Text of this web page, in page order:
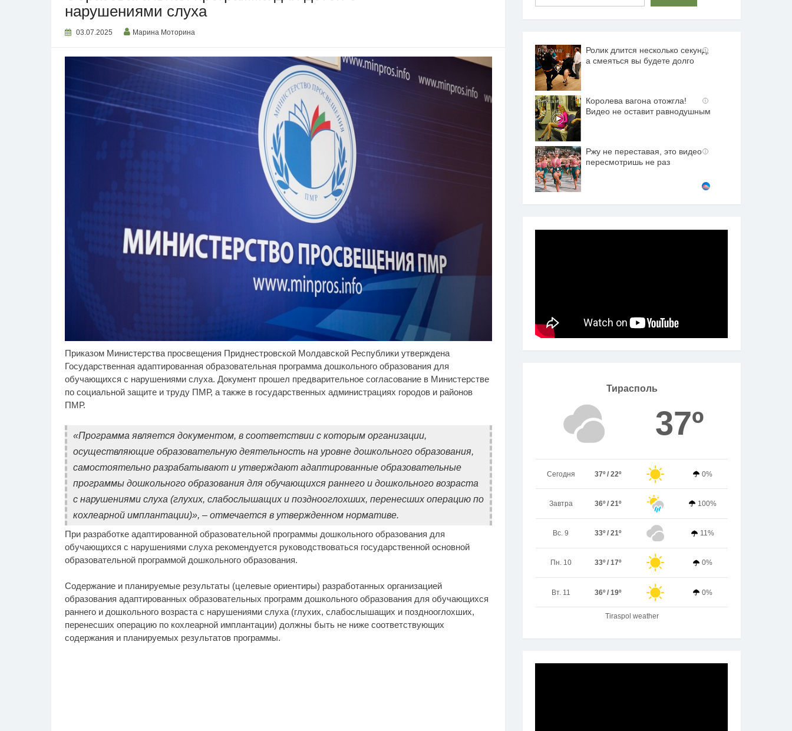
нарушениями слуха
03.07.2025 Марина Моторина
Приказом Министерства просвещения Приднестровской Молдавской Республики утверждена
Государственная адаптированная образовательная программа дошкольного образования для
обучающихся с нарушениями слуха. Документ прошел предварительное согласование в Министерстве
по социальной защите и труду ПМР, а также в государственных администрациях городов и районов
ПМР.
«Программа является документом, в соответствии с которым организации,
осуществляющие образовательную деятельность на уровне дошкольного образования,
самостоятельно разрабатывают и утверждают адаптированные образовательные
программы дошкольного образования для обучающихся раннего и дошкольного возраста
с нарушениями слуха (глухих, слабослышащих и позднооглохших, перенесших операцию по
кохлеарной имплантации)», – отмечается в утвержденном нормативе.
При разработке адаптированной образовательной программы дошкольного образования для
обучающихся с нарушениями слуха рекомендуется руководствоваться государственной основной
образовательной программой дошкольного образования.
Содержание и планируемые результаты (целевые ориентиры) разработанных организацией
образования адаптированных образовательных программ дошкольного образования для обучающихся
раннего и дошкольного возраста с нарушениями слуха (глухих, слабослышащих и позднооглохших,
перенесших операцию по кохлеарной имплантации) должны быть не ниже соответствующих
содержания и планируемых результатов программы.
i
Ролик длится несколько секунд,
а смеяться вы будете долго
i
Королева вагона отожгла!
Видео не оставит равнодушным
i
Ржу не переставая, это видео
пересмотришь не раз
Тирасполь
37º
Сегодня 37º / 22º 0%
Завтра 36º / 21º 100%
Вс. 9 33º / 21º 11%
Пн. 10 33º / 17º 0%
Вт. 11 36º / 19º 0%
Tiraspol weather
i
Скрытая камера на
пляже Крыма: Что люди
вытворяют, когда их не
видят...
i
Ролик длится несколько
секунд, а смеяться вы
будете долго
Ролик из Омска: вы
будете смеяться долго